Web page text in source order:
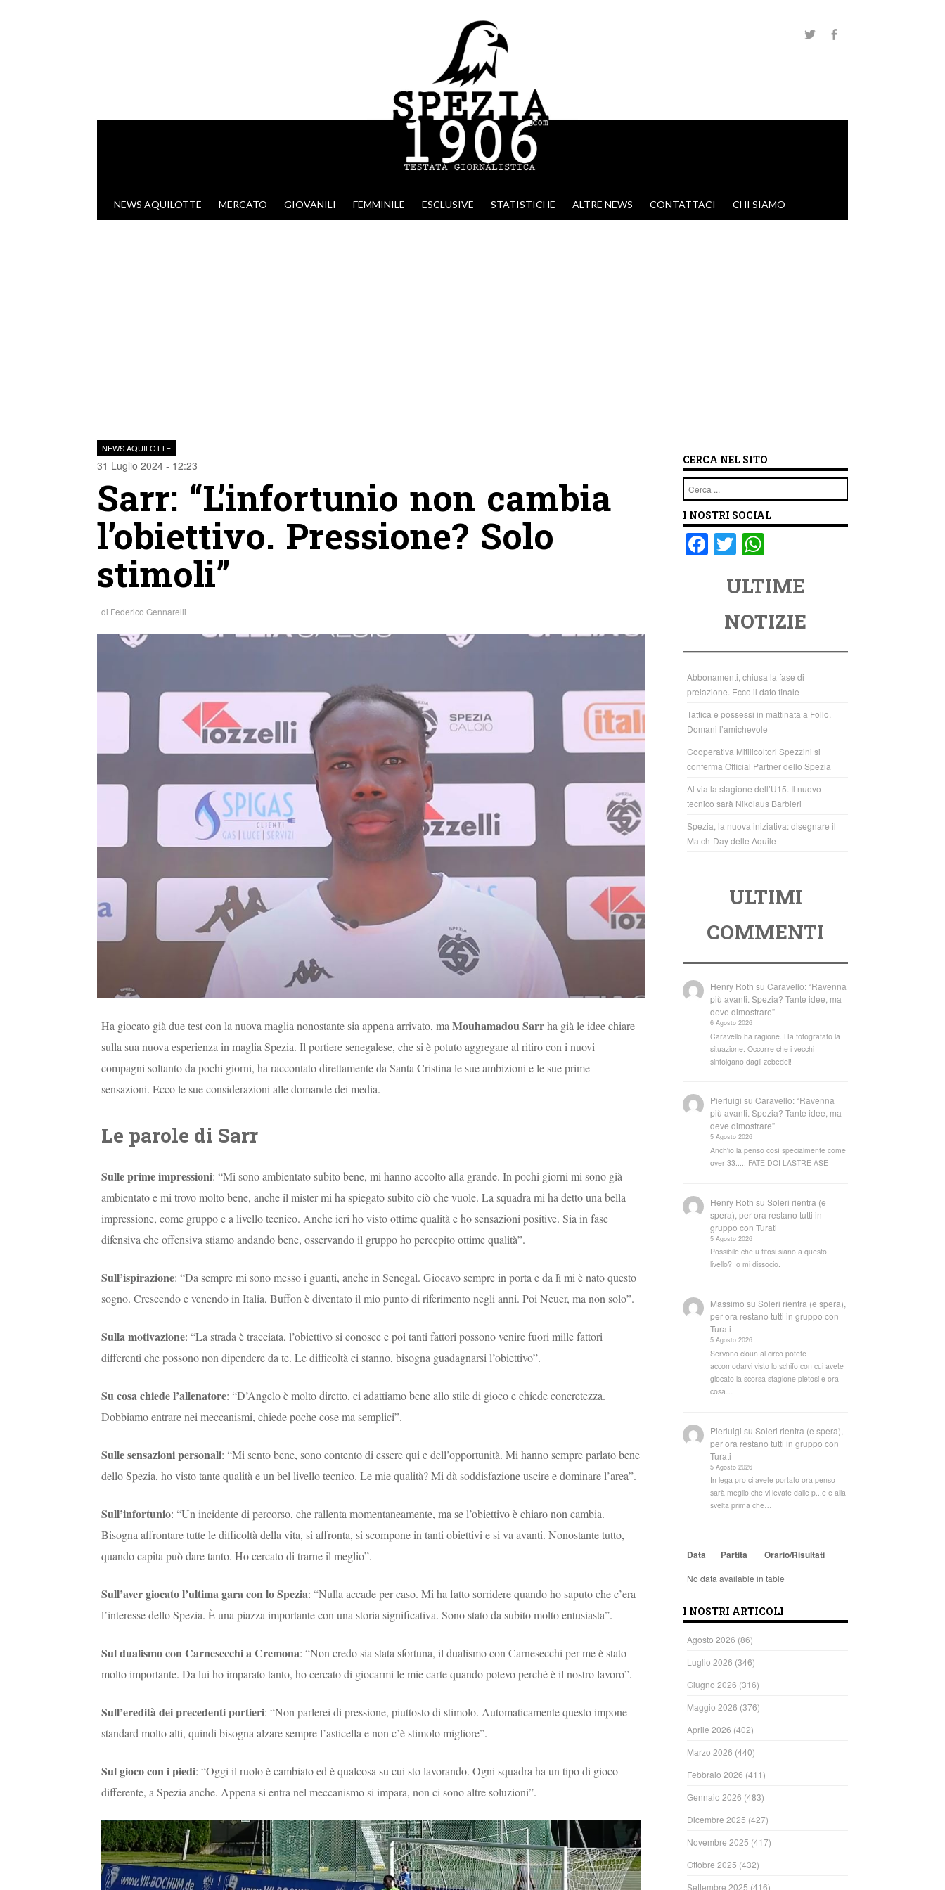
VAI AL CONTENUTO
NEWS AQUILOTTE MERCATO GIOVANILI FEMMINILE ESCLUSIVE STATISTICHE ALTRE NEWS CONTATTACI CHI SIAMO
NEWS AQUILOTTE
31 Luglio 2024 - 12:23
Sarr: “L’infortunio non cambia
l’obiettivo. Pressione? Solo
stimoli”
di Federico Gennarelli
Ha giocato già due test con la nuova maglia nonostante sia appena arrivato, ma Mouhamadou Sarrha già le idee chiare
sulla sua nuova esperienza in maglia Spezia. Il portiere senegalese, che si è potuto aggregare al ritiro con i nuovi
compagni soltanto da pochi giorni, ha raccontato direttamente da Santa Cristina le sue ambizioni e le sue prime
sensazioni. Ecco le sue considerazioni alle domande dei media.
Le parole di Sarr
Sulle prime impressioni: “Mi sono ambientato subito bene, mi hanno accolto alla grande. In pochi giorni mi sono già
ambientato e mi trovo molto bene, anche il mister mi ha spiegato subito ciò che vuole. La squadra mi ha detto una bella
impressione, come gruppo e a livello tecnico. Anche ieri ho visto ottime qualità e ho sensazioni positive. Sia in fase
difensiva che offensiva stiamo andando bene, osservando il gruppo ho percepito ottime qualità”.
Sull’ispirazione: “Da sempre mi sono messo i guanti, anche in Senegal. Giocavo sempre in porta e da lì mi è nato questo
sogno. Crescendo e venendo in Italia, Buffon è diventato il mio punto di riferimento negli anni. Poi Neuer, ma non solo”.
Sulla motivazione: “La strada è tracciata, l’obiettivo si conosce e poi tanti fattori possono venire fuori mille fattori
differenti che possono non dipendere da te. Le difficoltà ci stanno, bisogna guadagnarsi l’obiettivo”.
Su cosa chiede l’allenatore: “D’Angelo è molto diretto, ci adattiamo bene allo stile di gioco e chiede concretezza.
Dobbiamo entrare nei meccanismi, chiede poche cose ma semplici”.
Sulle sensazioni personali: “Mi sento bene, sono contento di essere qui e dell’opportunità. Mi hanno sempre parlato bene
dello Spezia, ho visto tante qualità e un bel livello tecnico. Le mie qualità? Mi dà soddisfazione uscire e dominare l’area”.
Sull’infortunio: “Un incidente di percorso, che rallenta momentaneamente, ma se l’obiettivo è chiaro non cambia.
Bisogna affrontare tutte le difficoltà della vita, si affronta, si scompone in tanti obiettivi e si va avanti. Nonostante tutto,
quando capita può dare tanto. Ho cercato di trarne il meglio”.
Sull’aver giocato l’ultima gara con lo Spezia: “Nulla accade per caso. Mi ha fatto sorridere quando ho saputo che c’era
l’interesse dello Spezia. È una piazza importante con una storia significativa. Sono stato da subito molto entusiasta”.
Sul dualismo con Carnesecchi a Cremona: “Non credo sia stata sfortuna, il dualismo con Carnesecchi per me è stato
molto importante. Da lui ho imparato tanto, ho cercato di giocarmi le mie carte quando potevo perché è il nostro lavoro”.
Sull’eredità dei precedenti portieri: “Non parlerei di pressione, piuttosto di stimolo. Automaticamente questo impone
standard molto alti, quindi bisogna alzare sempre l’asticella e non c’è stimolo migliore”.
Sul gioco con i piedi: “Oggi il ruolo è cambiato ed è qualcosa su cui sto lavorando. Ogni squadra ha un tipo di gioco
differente, a Spezia anche. Appena si entra nel meccanismo si impara, non ci sono altre soluzioni”.
CERCA NEL SITO
Cerca
I NOSTRI SOCIAL
F
o
o
k
T
tt
er
at
s
A
p
p
ULTIME
NOTIZIE
Abbonamenti, chiusa la fase di
prelazione. Ecco il dato finale
Tattica e possessi in mattinata a Follo.
Domani l’amichevole
Cooperativa Mitilicoltori Spezzini si
conferma Official Partner dello Spezia
Al via la stagione dell’U15. Il nuovo
tecnico sarà Nikolaus Barbieri
Spezia, la nuova iniziativa: disegnare il
Match-Day delle Aquile
ULTIMI
COMMENTI
Henry Roth suCaravello: “Ravenna
più avanti. Spezia? Tante idee, ma
deve dimostrare”
6 Agosto 2026
Caravello ha ragione. Ha fotografato la
situazione. Occorre che i vecchi
sintolgano dagli zebedei!
Pierluigi suCaravello: “Ravenna
più avanti. Spezia? Tante idee, ma
deve dimostrare”
5 Agosto 2026
Anch'io la penso così specialmente come
over 33..... FATE DOI LASTRE ASE
Henry Roth suSoleri rientra (e
spera), per ora restano tutti in
gruppo con Turati
5 Agosto 2026
Possibile che u tifosi siano a questo
livello? Io mi dissocio.
Massimo suSoleri rientra (e spera),
per ora restano tutti in gruppo con
Turati
5 Agosto 2026
Servono cloun al circo potete
accomodarvi visto lo schifo con cui avete
giocato la scorsa stagione pietosi e ora
cosa…
Pierluigi suSoleri rientra (e spera),
per ora restano tutti in gruppo con
Turati
5 Agosto 2026
In lega pro ci avete portato ora penso
sarà meglio che vi levate dalle p...e e alla
svelta prima che…
Data Partita Orario/Risultati
No data available in table
I NOSTRI ARTICOLI
Agosto 2026 (86)
Luglio 2026 (346)
Giugno 2026 (316)
Maggio 2026 (376)
Aprile 2026 (402)
Marzo 2026 (440)
Febbraio 2026 (411)
Gennaio 2026 (483)
Dicembre 2025 (427)
Novembre 2025 (417)
Ottobre 2025 (432)
Settembre 2025 (416)